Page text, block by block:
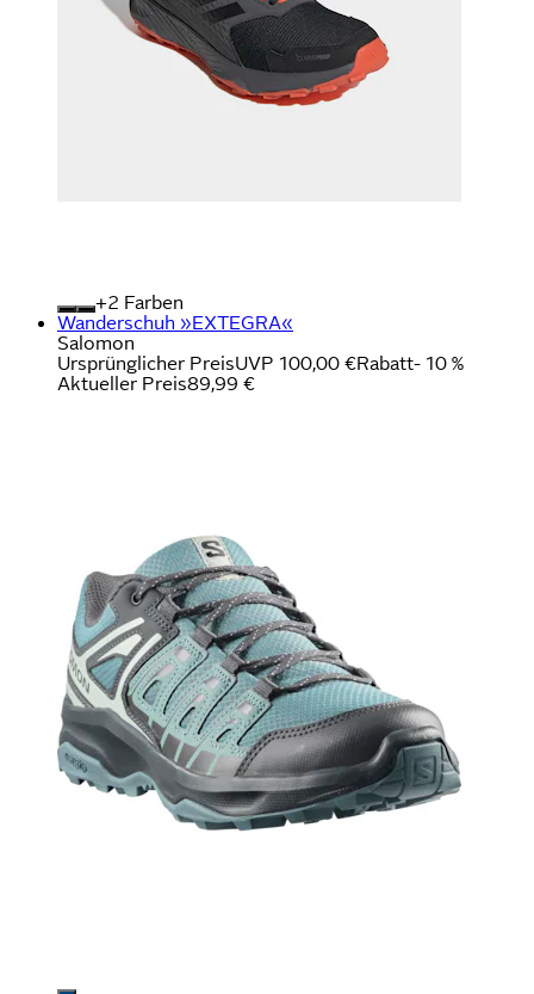
+
Farben
Wanderschuh »EXTEGRA«
Salomon
Ursprünglicher PreisUVP 100,00 €Rabatt- 10 %
Aktueller Preis89,99 €